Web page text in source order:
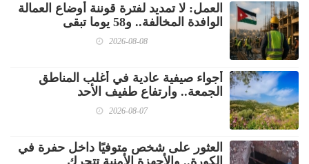
العمل: لا تمديد لفترة قوننة أوضاع العمالة
الوافدة المخالفة.. و58 يوما تبقى
2026-08-08
أجواء صيفية عادية في أغلب المناطق
الجمعة.. وارتفاع طفيف الأحد
2026-08-07
العثور على شخص متوفيًا داخل حفرة في
الكورة.. والأجهزة الأمنية تتحرك